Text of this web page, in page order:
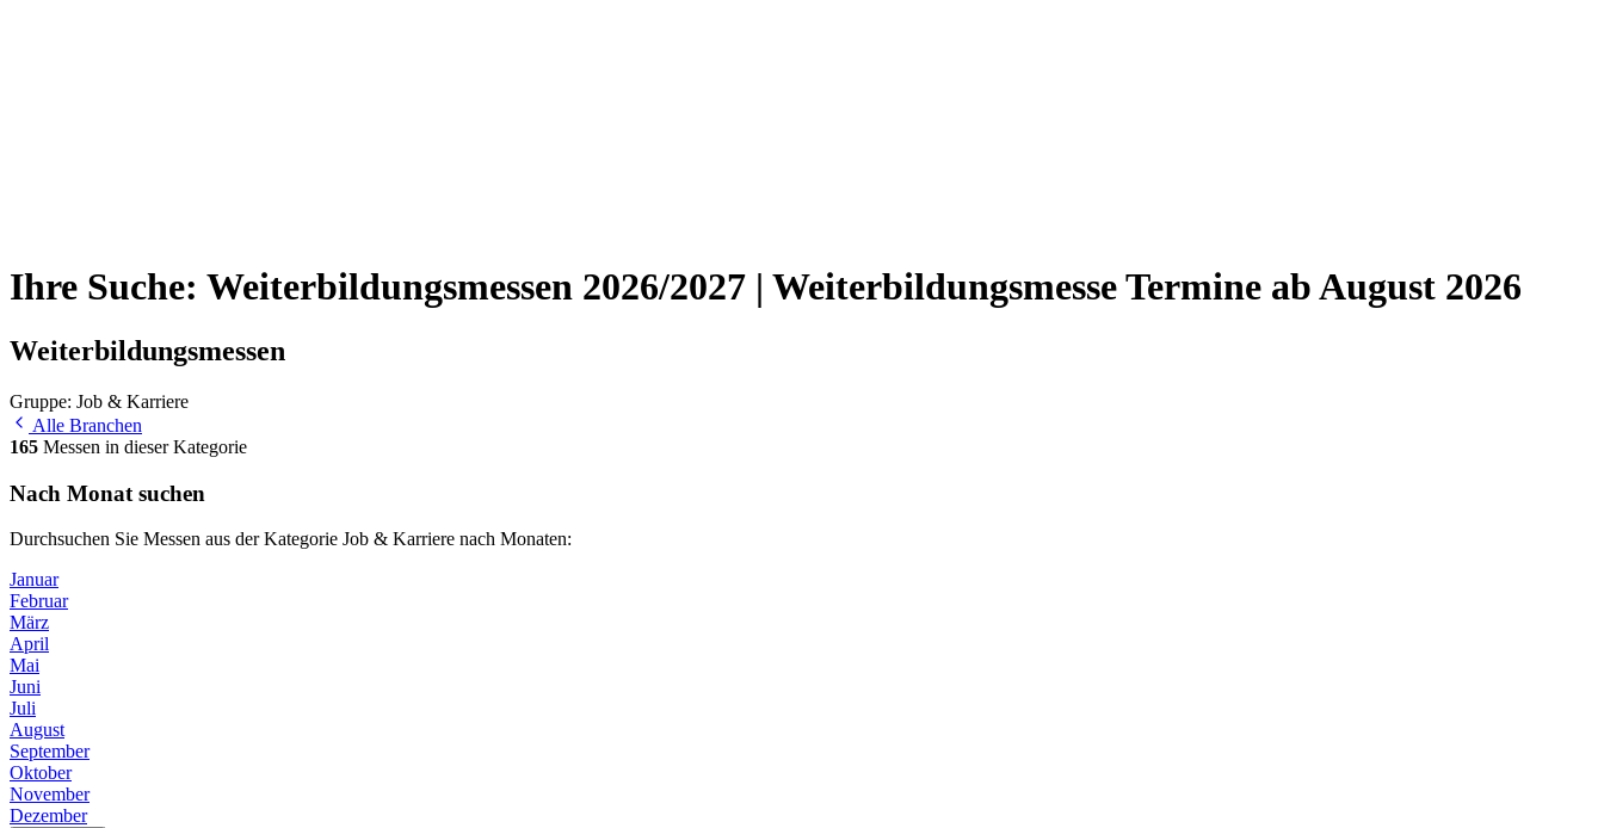
Ihre Suche: Weiterbildungsmessen 2026/2027 | Weiterbildungsmesse Termine ab August 2026
Weiterbildungsmessen
Gruppe: Job & Karriere
Alle Branchen
165 Messen in dieser Kategorie
Nach Monat suchen
Durchsuchen Sie Messen aus der Kategorie Job & Karriere nach Monaten:
Januar
Februar
März
April
Mai
Juni
Juli
August
September
Oktober
November
Dezember